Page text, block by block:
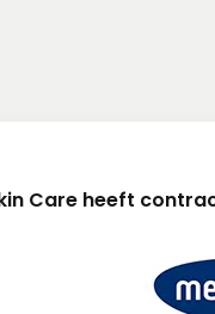
Care heeft